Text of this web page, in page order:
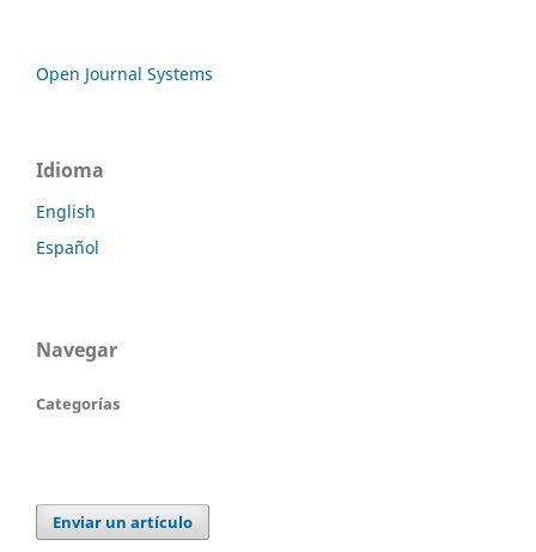
Open Journal Systems
Idioma
English
Español
Navegar
Categorías
Enviar un artículo